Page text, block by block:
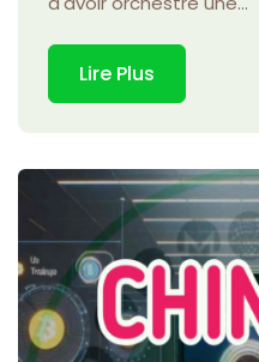
Lire Plus